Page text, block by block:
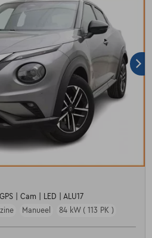
| Cam | LED | ALU17
Manueel 84 kW ( 113 PK )